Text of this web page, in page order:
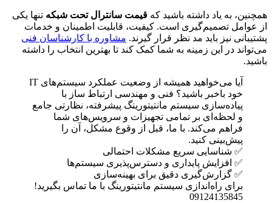
همچنین، به یاد داشته باشید که قیمت سانترال تحت شبکه تنها یکی
از عوامل تصمیم‌گیری است. کیفیت، قابلیت اطمینان و خدمات
پشتیبانی نیز باید مد نظر قرار گیرند. مشاوره با کارشناسان فنی
می‌تواند در این زمینه به شما کمک کند تا بهترین انتخاب را داشته
باشید.
آیا می‌خواهید همیشه از وضعیت عملکرد سیستم‌های IT
خود باخبر باشید؟ فنی و مهندسی ارتباط ساز با
پیاده‌سازی سیستم مانتیتورینگ پیشرفته، نظارتی جامع
و لحظه‌ای بر تمامی تجهیزات و سرویس‌های شما
فراهم می‌کند. با ما، قبل از وقوع مشکل، آن را
پیش‌بینی کنید.
✅ شناسایی سریع مشکلات احتمالی
✅ افزایش پایداری و دسترس‌پذیری سیستم‌ها
✅ گزارش‌گیری دقیق برای بهینه‌سازی
برای راه‌اندازی سیستم مانتیتورینگ با ما تماس بگیرید!
09124135845